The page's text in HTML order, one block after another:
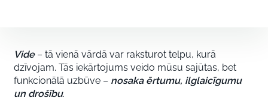
Vide– tā vienā vārdā var raksturot telpu, kurā
dzīvojam. Tās iekārtojums veido mūsu sajūtas, bet
funkcionālā uzbūve – nosaka ērtumu, ilglaicīgumu
un drošību.